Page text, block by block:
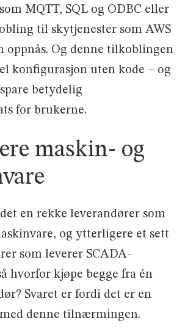
MQTT, SQL og ODBC eller
til skytjenester som AWS
oppnås. Og denne tilkoblingen
konfigurasjon uten kode – og
betydelig
for brukerne.
maskin- og
en rekke leverandører som
og ytterligere et sett
som leverer SCADA-
hvorfor kjøpe begge fra én
Svaret er fordi det er en
denne tilnærmingen.